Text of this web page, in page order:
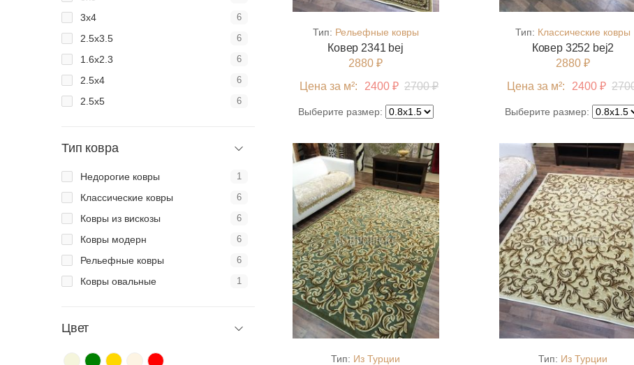
Тип: Рельефные ковры
Ковер 2341 bej
2880 ₽
Цена за м²:
2400 ₽ 2700 ₽
Выберите размер:
Тип: Классические ковры
Ковер 3252 bej2
2880 ₽
Цена за м²:
2400 ₽
Выберите размер:
Тип: Из Турции Тип: Из Турции
3x4 6
2.5x3.5 6
1.6x2.3 6
2.5x4 6
2.5x5 6
Тип ковра
Недорогие ковры 1
Классические ковры 6
Ковры из вискозы 6
Ковры модерн 6
Рельефные ковры 6
Ковры овальные 1
Цвет